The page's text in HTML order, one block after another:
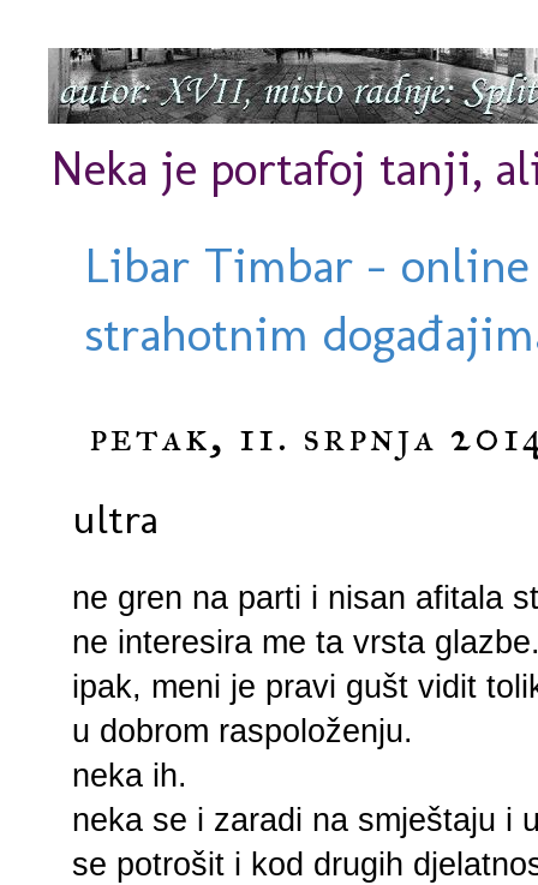
Neka je portafoj tanji,
Libar Timbar -
strahotnim
petak, 11. srpnja
ultra
ne gren na parti i nisan afitala
ne interesira me ta vrsta
ipak, meni je pravi gušt vidit
u dobrom raspoloženju.
neka ih.
neka se i zaradi na smještaju i
se potrošit i kod drugih